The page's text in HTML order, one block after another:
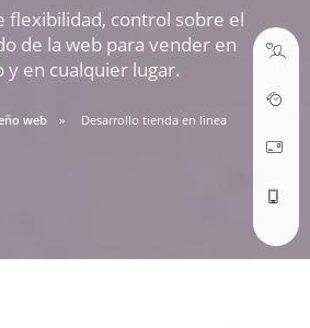
flexibilidad, control sobre el
de la web para vender en
en cualquier lugar.
web Desarrollo tienda en linea
ABRIR TICKET